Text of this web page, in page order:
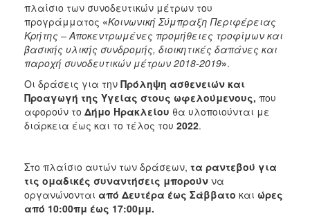
2013
2012
2011
2010
2006
ΤΟΠΟΣ
ΠΟΛΙΤΙΣΜΟΣ
πλαίσιο των συνοδευτικών μέτρων του
προγράμματος «Κοινωνική Σύμπραξη Περιφέρειας
Κρήτης – Αποκεντρωμένες προμήθειες τροφίμων και
βασικής υλικής συνδρομής, διοικητικές δαπάνες και
παροχή συνοδευτικών μέτρων 2018-2019».
Οι δράσεις για την Πρόληψη ασθενειών και
Προαγωγή της Υγείας στους ωφελούμενους, που
αφορούν το Δήμο Ηρακλείου θα υλοποιούνται με
διάρκεια έως και το τέλος του 2022.
Στο πλαίσιο αυτών των δράσεων, τα ραντεβού για
τις ομαδικές συναντήσεις μπορούν να
οργανώνονται από Δευτέρα έως Σάββατο και ώρες
από 10:00πμ έως 17:00μμ.